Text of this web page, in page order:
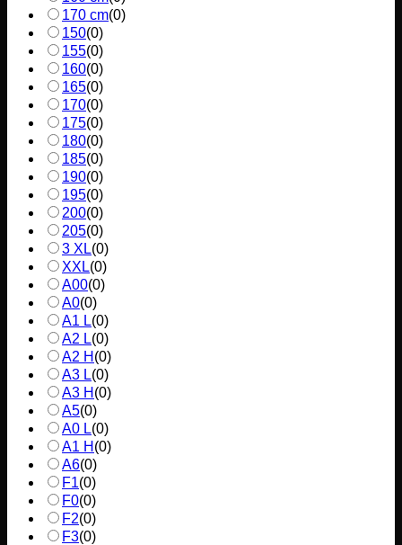
170 cm(0)
150(0)
155(0)
160(0)
165(0)
170(0)
175(0)
180(0)
185(0)
190(0)
195(0)
200(0)
205(0)
3 XL(0)
XXL(0)
A00(0)
A0(0)
A1 L(0)
A2 L(0)
A2 H (0)
A3 L(0)
A3 H (0)
A5(0)
A0 L(0)
A1 H (0)
A6(0)
F1(0)
F0(0)
F2(0)
F3(0)